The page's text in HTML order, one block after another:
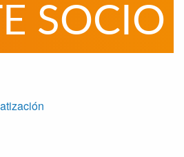
SOCIO